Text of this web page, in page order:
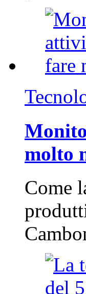
molto
Come